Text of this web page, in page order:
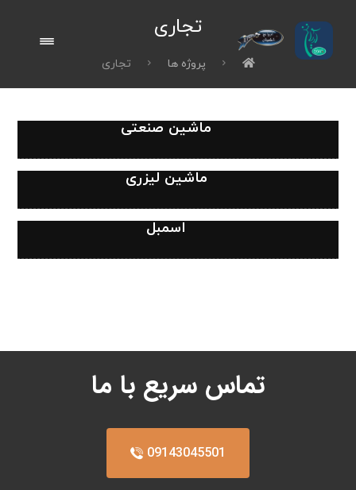
تجاری
پروژه ها تجاری
ماشین صنعتی
ماشین لیزری
اسمبل
تماس سریع با ما
09143045501